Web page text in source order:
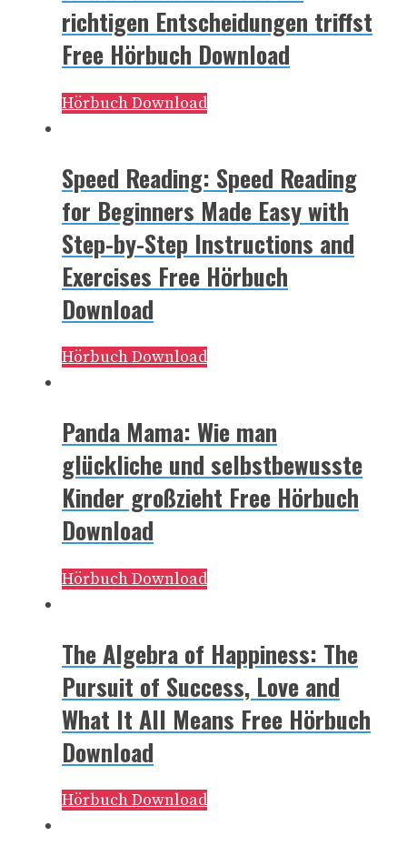
richtigen Entscheidungen triffst
Free Hörbuch Download
Hörbuch Download
Speed Reading: Speed Reading
for Beginners Made Easy with
Step-by-Step Instructions and
Exercises Free Hörbuch
Download
Hörbuch Download
Panda Mama: Wie man
glückliche und selbstbewusste
Kinder großzieht Free Hörbuch
Download
Hörbuch Download
The Algebra of Happiness: The
Pursuit of Success, Love and
What It All Means Free Hörbuch
Download
Hörbuch Download